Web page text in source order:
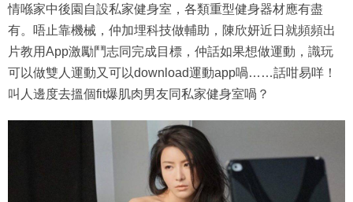
情喺家中後園自設私家健身室，各類重型健身器材應有盡
有。唔止靠機械，仲加埋科技做輔助，陳欣妍近日就頻頻出
片教用App激勵鬥志同完成目標，仲話如果想做運動，識玩
可以做雙人運動又可以download運動app喎……話咁易咩！
叫人邊度去搵個fit爆肌肉男友同私家健身室喎？